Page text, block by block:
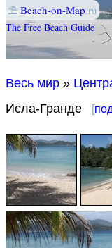
⛱ Beach-on-Map.ru
The Free Beach Guide
Весь мир »
Исла-Гранде
[